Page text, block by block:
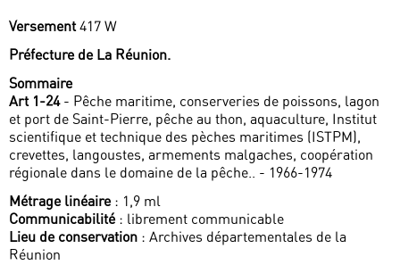
Versement417 W
Préfecture de La Réunion.
Sommaire
Art 1-24- Pêche maritime, conserveries de poissons, lagon
et port de Saint-Pierre, pêche au thon, aquaculture, Institut
scientifique et technique des pèches maritimes (ISTPM),
crevettes, langoustes, armements malgaches, coopération
régionale dans le domaine de la pêche.. - 1966-1974
Métrage linéaire: 1,9 ml
Communicabilité: librement communicable
Lieu de conservation : Archives départementales de la
Réunion